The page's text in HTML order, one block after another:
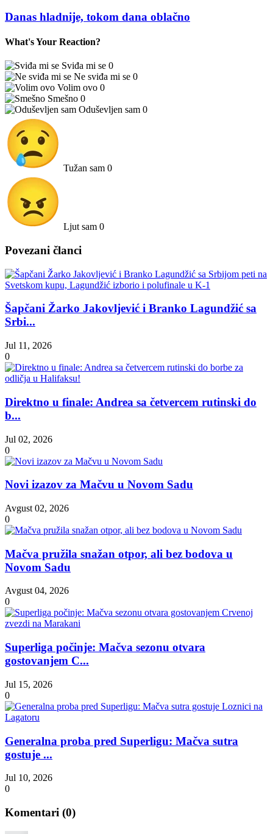
Danas hladnije, tokom dana oblačno
What's Your Reaction?
Sviđa mi se 0
Ne sviđa mi se 0
Volim ovo 0
Smešno 0
Oduševljen sam 0
Tužan sam 0
Ljut sam 0
Povezani članci
Šapčani Žarko Jakovljević i Branko Lagundžić sa
Srbi...
Jul 11, 2026
0
Direktno u finale: Andrea sa četvercem rutinski do
b...
Jul 02, 2026
0
Novi izazov za Mačvu u Novom Sadu
Avgust 02, 2026
0
Mačva pružila snažan otpor, ali bez bodova u
Novom Sadu
Avgust 04, 2026
0
Superliga počinje: Mačva sezonu otvara
gostovanjem C...
Jul 15, 2026
0
Generalna proba pred Superligu: Mačva sutra
gostuje ...
Jul 10, 2026
0
Komentari (0)